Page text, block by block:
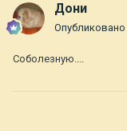
Дони
Опубликовано
Соболезную....